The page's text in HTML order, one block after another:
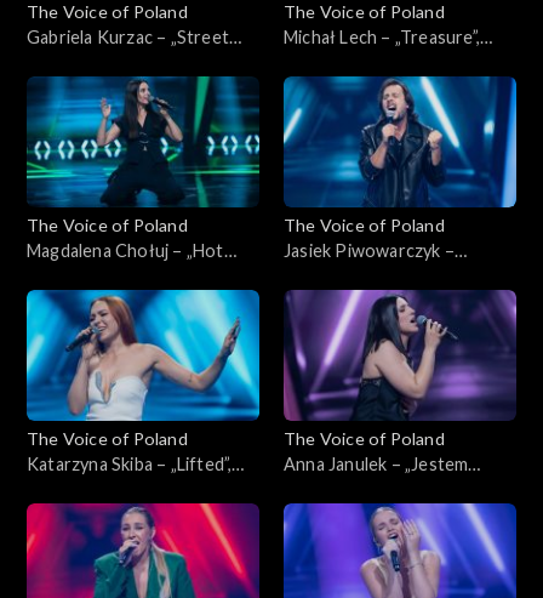
The Voice of Poland
Gabriela Kurzac – „Street
Nokaut, 1 listopada 2025
The Voice of Poland
Michał Lech – „Treasure”,
Nokaut, 1 listopada 2025
The Voice of Poland
Magdalena Chołuj – „Hot
Poland”, Nokaut, 1 listopada
2025
The Voice of Poland
Jasiek Piwowarczyk –
of Poland”, Nokaut, 1
listopada 2025
The Voice of Poland
Katarzyna Skiba – „Lifted”,
Nokaut, 1 listopada 2025
The Voice of Poland
Anna Janulek – „Jestem
Poland”, Nokaut, 1 listopada
2025